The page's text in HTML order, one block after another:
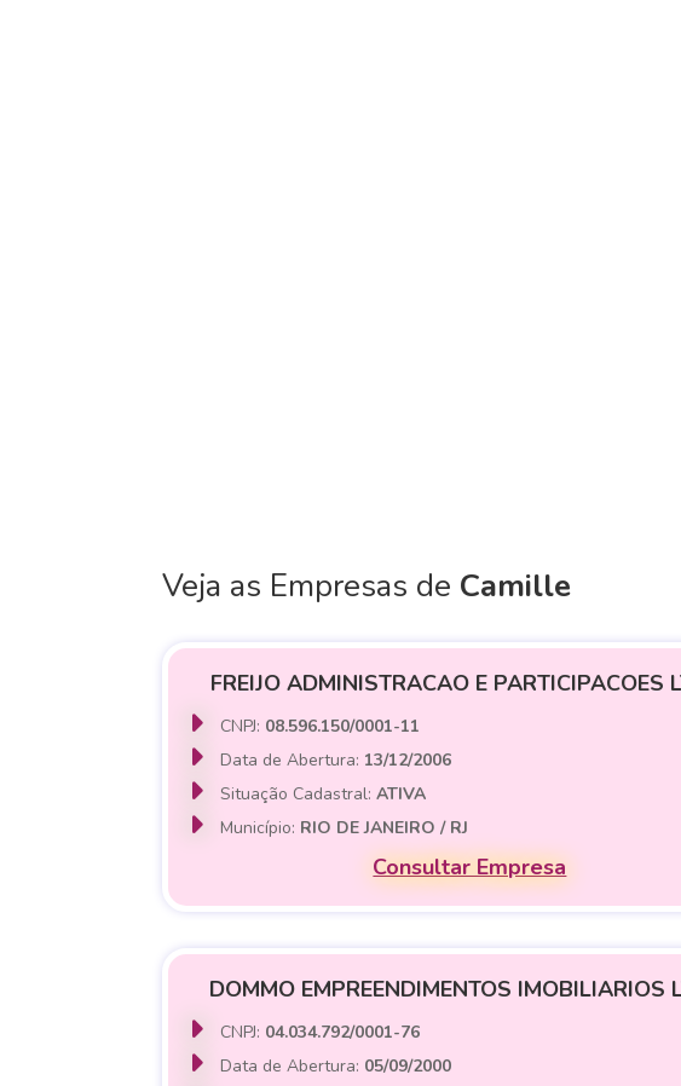
Veja as Empresas de Camille
FREIJO ADMINISTRACAO E PARTICIPACOES
CNPJ: 08.596.150/0001-11
Data de Abertura: 13/12/2006
Situação Cadastral:ATIVA
Município: RIO DE JANEIRO / RJ
Consultar Empresa
DOMMO EMPREENDIMENTOS IMOBILIARIOS
CNPJ: 04.034.792/0001-76
Data de Abertura: 05/09/2000